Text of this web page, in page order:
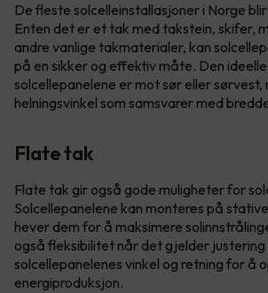
De fleste solcelleinstallasjoner i Norge
Enten det er et tak med takstein, skifer,
andre vanlige takmaterialer, kan
på en sikker og effektiv måte. Den
solcellepanelene er mot sør eller sørvest,
helningsvinkel som samsvarer med
Flate tak
Flate tak gir også gode muligheter for
Solcellepanelene kan monteres på
hever dem for å maksimere
også fleksibilitet når det gjelder justering
solcellepanelenes vinkel og retning for å
energiproduksjon.